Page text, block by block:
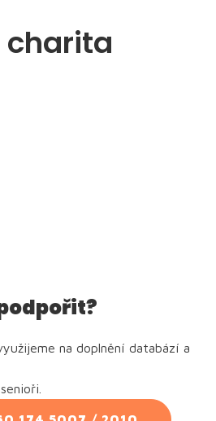
na doplnění databází a